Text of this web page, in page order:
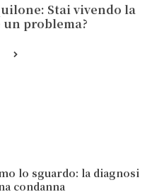
Stai vivendo la
problema?
lo sguardo: la diagnosi
condanna